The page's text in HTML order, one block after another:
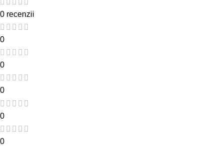
0 recenzii
0
0
0
0
0